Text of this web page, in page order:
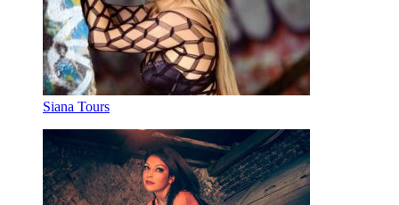
Siana Tours